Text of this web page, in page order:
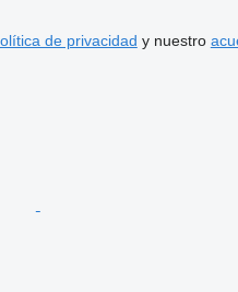
de privacidad y nuestro